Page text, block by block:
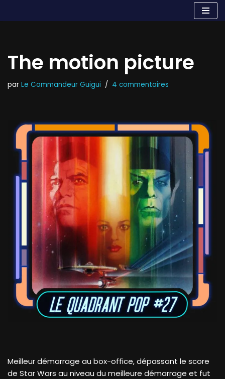
The motion picture
par Le Commandeur Guigui 4 commentaires
Meilleur démarrage au box-office, dépassant le score
de Star Wars au niveau du meilleure démarrage et fut